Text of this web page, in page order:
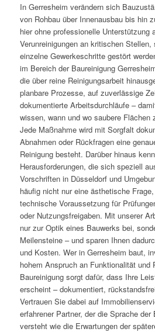
In Gerresheim verändern sich
von Rohbau über Innenausbau bis hin
hier ohne professionelle Unterstützung
Verunreinigungen an kritischen
einzelne Gewerkeschritte gestört
im Bereich der Baureinigung
die über reine Reinigungsarbeit
planbare Prozesse, auf zuverlässige
dokumentierte Arbeitsdurchläufe –
wissen, wann und wo saubere Flächen
Jede Maßnahme wird mit Sorgfalt
Abnahmen oder Rückfragen eine
Reinigung besteht. Darüber hinaus
Herausforderungen, die sich speziell
Vorschriften in Düsseldorf und
häufig nicht nur eine ästhetische
technische Voraussetzung für
oder Nutzungsfreigaben. Mit unserer
nur zur Optik eines Bauwerks bei,
Meilensteine – und sparen Ihnen
und Kosten. Wer in Gerresheim baut,
hohem Anspruch an Funktionalität und
Baureinigung sorgt dafür, dass Ihre
erscheint – dokumentiert,
Vertrauen Sie dabei auf
erfahrener Partner, der die Sprache der
versteht wie die Erwartungen der